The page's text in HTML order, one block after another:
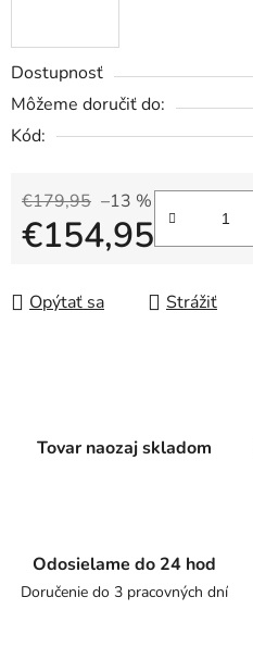
Dostupnosť
Môžeme doručiť do:
Kód:
€179,95 –13 %
€154,95
Opýtať sa Strážiť
Tovar naozaj skladom
Odosielame do 24 hod
Doručenie do 3 pracovných dní